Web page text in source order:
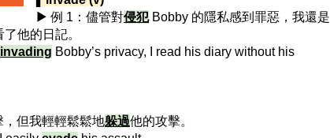
▶ 例 1：儘管對侵犯Bobby 的隱私感到罪惡，我還是
他的日記。
invading Bobby’s privacy, I read his diary without his
但我輕輕鬆鬆地躲過他的攻擊。